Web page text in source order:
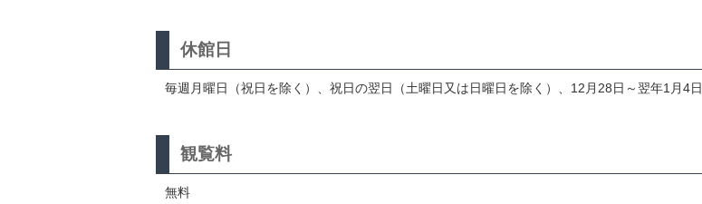
休館日
毎週月曜日（祝日を除く）、祝日の翌日（土曜日又は日曜日を除く）、12月28日～翌年1月4日
観覧料
無料